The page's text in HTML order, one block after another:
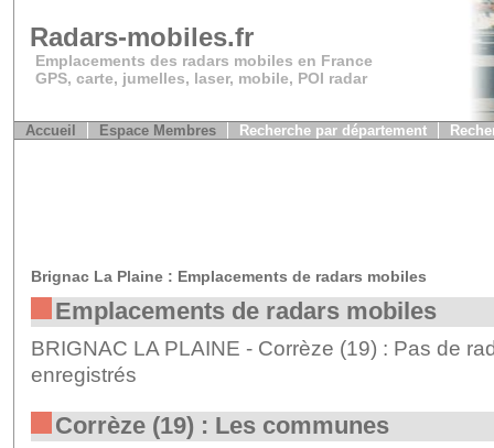
Radars-mobiles.fr
Emplacements des radars mobiles en France
GPS, carte, jumelles, laser, mobile, POI radar
Accueil Espace Membres Recherche par département
Brignac La Plaine : Emplacements de radars mobiles
Emplacements de radars mobiles
BRIGNAC LA PLAINE - Corrèze (19) : Pas de
enregistrés
Corrèze (19) : Les communes